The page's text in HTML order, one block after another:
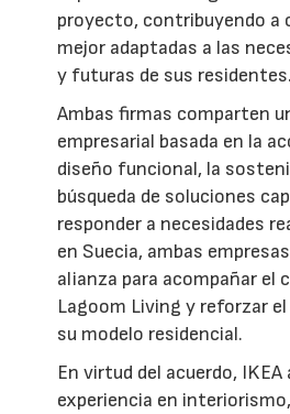
proyecto, contribuyendo a
mejor adaptadas a las
y futuras de sus residentes.
Ambas firmas comparten
empresarial basada en la
diseño funcional, la
búsqueda de soluciones
responder a necesidades
en Suecia, ambas
alianza para acompañar el
Lagoom Living y reforzar
su modelo residencial.
En virtud del acuerdo,
experiencia en